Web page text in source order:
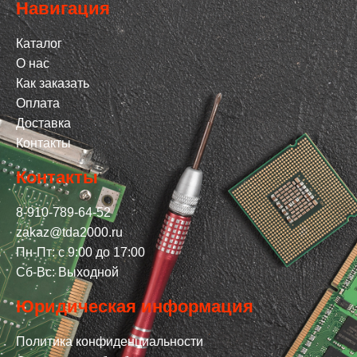
Навигация
Каталог
О нас
Как заказать
Оплата
Доставка
Контакты
Контакты
8-910-789-64-52
zakaz@tda2000.ru
Пн-Пт: с 9:00 до 17:00
Сб-Вс: Выходной
Юридическая информация
Политика конфиденциальности